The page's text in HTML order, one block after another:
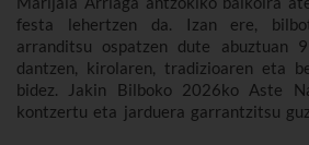
festa lehertzen da. Izan ere,
arranditsu ospatzen dute abuztuan
dantzen, kirolaren, tradizioaren eta
bidez. Jakin Bilboko 2026ko Aste
kontzertu eta jarduera garrantzitsu